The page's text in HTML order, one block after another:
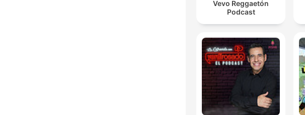
Vevo Reggaetón
Podcast